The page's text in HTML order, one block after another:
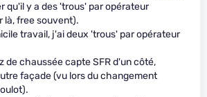
qu'il y a des 'trous' par opérateur
là, free souvent).
travail, j'ai deux 'trous' par opérateur
de chaussée capte SFR d'un côté,
façade (vu lors du changement